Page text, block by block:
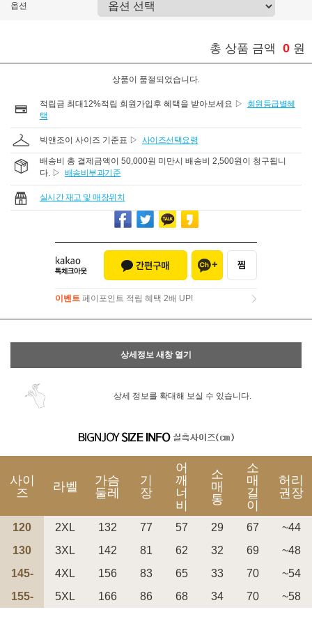
옵션
총 상품 금액 0 원
상품이 품절되었습니다.
적립금 최대12%적립 회원가입후 혜택을 받아보세요 ▷
회원등급별혜
택
빅앤조이 사이즈 기준표 ▷ 사이즈선택요령
배송비 총 결제금액이 50,000원 미만시 배송비 2,500원이 청구됩니
다. ▷ 배송비부과기준
실시간 재고 및 매장위치
이벤트 페이포인트 적립 혜택 2배 UP!
이벤트페이포인트 적립 혜택 2배 UP!
상세정보 새창 열기
상세 정보를 확대해 보실 수 있습니다.
사이
즈
라벨
가슴
둘레
기
장
어
깨
너
비
소
매
통
소
매
길
이
허리
권장
120 2XL 132 77 57 29 67
~44
130
3XL 142 81 62 32 69
~48
145-
4XL 156 83 65 33 70
~54
155-
5XL 166 86 68 34 70 ~58